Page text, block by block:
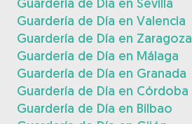
Guardería de Día en Valencia
Guardería de Día en Zaragoza
Guardería de Día en Málaga
Guardería de Día en Granada
Guardería de Día en Córdoba
Guardería de Día en Bilbao